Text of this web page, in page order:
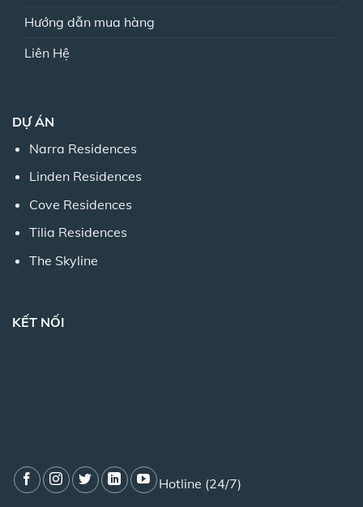
Hướng dẫn mua hàng
Liên Hệ
DỰ ÁN
Narra Residences
Linden Residences
Cove Residences
Tilia Residences
The Skyline
KẾT NỐI
Hotline (24/7)